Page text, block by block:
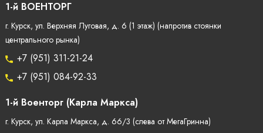
1-й ВОЕНТОРГ
г. Курск, ул. Верхняя Луговая, д. 6 (1 этаж) (напротив стоянки
центрального рынка)
+7 (951) 311-21-24
+7 (951) 084-92-33
1-й Военторг (Карла Маркса)
г. Курск, ул. Карла Маркса, д. 66/3 (слева от МегаГринна)